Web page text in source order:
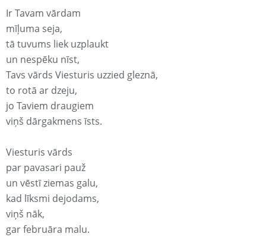
Ir Tavam vārdam
mīļuma seja,
tā tuvums liek uzplaukt
un nespēku nīst,
Tavs vārds Viesturis uzzied gleznā,
to rotā ar dzeju,
jo Taviem draugiem
viņš dārgakmens īsts.
Viesturis vārds
par pavasari pauž
un vēstī ziemas galu,
kad līksmi dejodams,
viņš nāk,
gar februāra malu.